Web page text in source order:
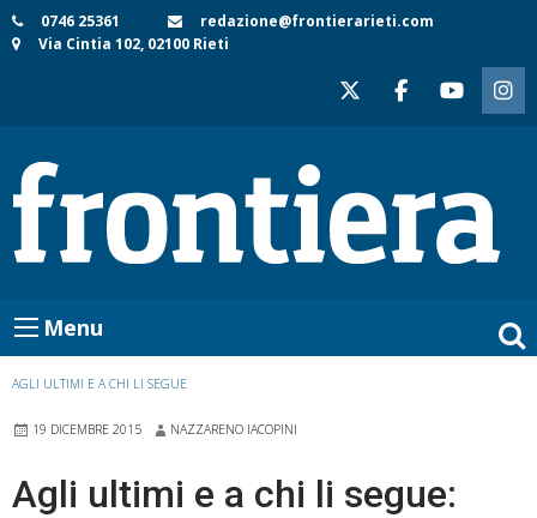
Skip
to
0746 25361
redazione@frontierarieti.com
Via Cintia 102, 02100 Rieti
Menu
AGLI ULTIMI E A CHI LI SEGUE
19 DICEMBRE 2015 NAZZARENO IACOPINI
Agli ultimi e a chi li segue: